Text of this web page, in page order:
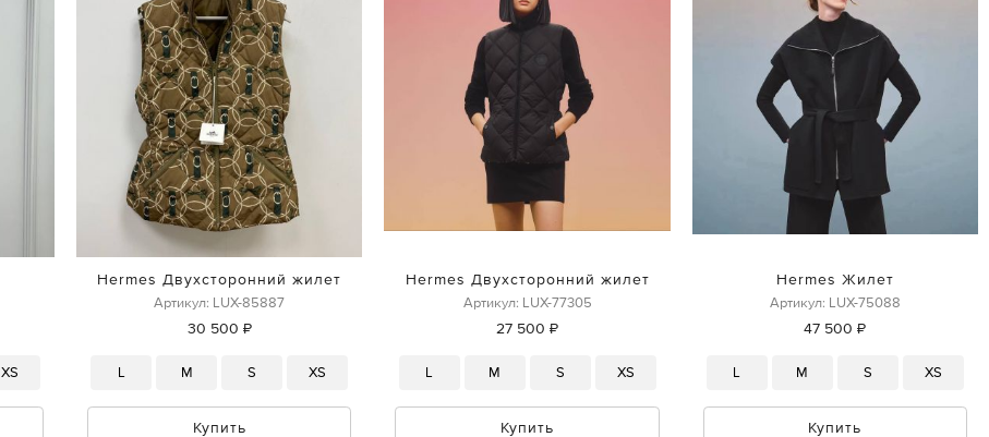
XS
Hermes Двухсторонний жилет
Артикул: LUX-85887
30 500 ₽
L M S XS
Купить
Hermes Двухсторонний жилет
Артикул: LUX-77305
27 500 ₽
L M S XS
Купить
Hermes Жилет
Артикул: LUX-75088
47 500 ₽
L M S XS
Купить